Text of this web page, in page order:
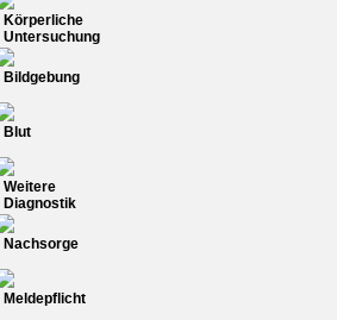
Körperliche
Untersuchung
Bildgebung
Blut
Weitere
Diagnostik
Nachsorge
Meldepflicht